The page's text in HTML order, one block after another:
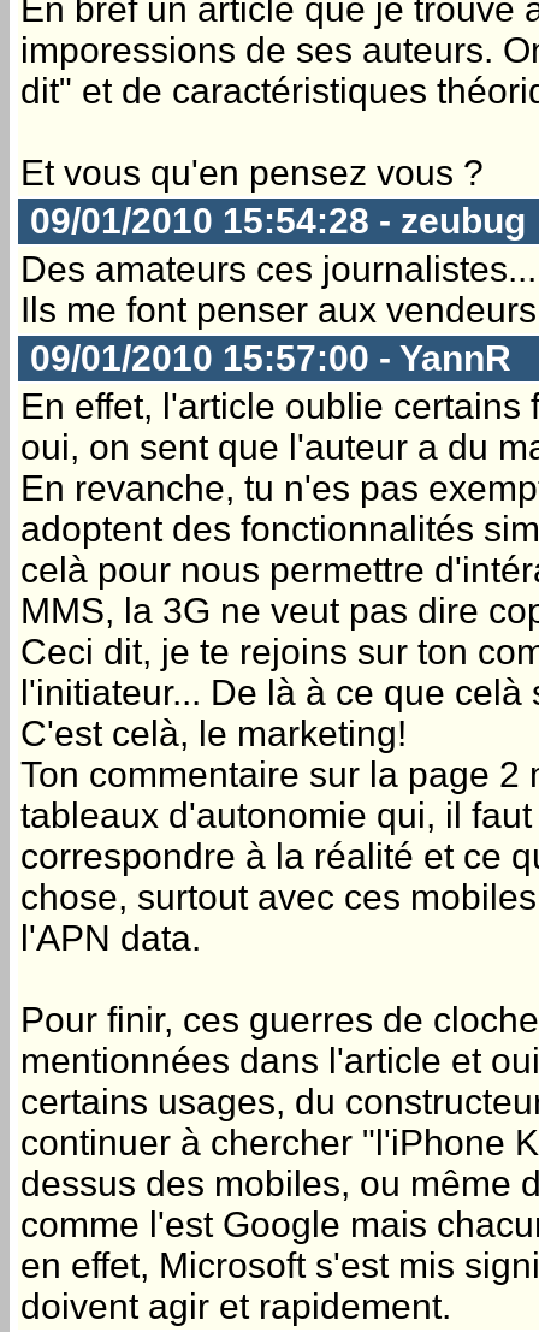
En bref un article que je trouve
imporessions de ses auteurs.
dit" et de caractéristiques
Et vous qu'en pensez vous ?
09/01/2010 15:54:28 - zeubug
Des amateurs ces
Ils me font penser aux
09/01/2010 15:57:00 - YannR
En effet, l'article oublie
oui, on sent que l'auteur a du
En revanche, tu n'es pas
adoptent des fonctionnalités
celà pour nous permettre
MMS, la 3G ne veut pas dire
Ceci dit, je te rejoins sur ton
l'initiateur... De là à ce que
C'est celà, le marketing!
Ton commentaire sur la page
tableaux d'autonomie qui, il
correspondre à la réalité et ce
chose, surtout avec ces
l'APN data.
Pour finir, ces guerres de
mentionnées dans l'article et
certains usages, du
continuer à chercher "l'iPhone
dessus des mobiles, ou même
comme l'est Google mais
en effet, Microsoft s'est mis
doivent agir et rapidement.